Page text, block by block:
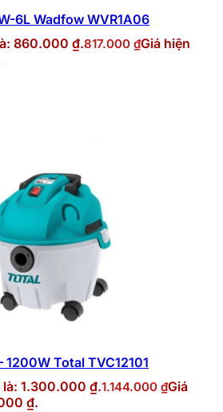
6L Wadfow WVR1A06
860.000 ₫.817.000 ₫Giá hiện
1200W Total TVC12101
là: 1.300.000 ₫.1.144.000 ₫Giá
₫.